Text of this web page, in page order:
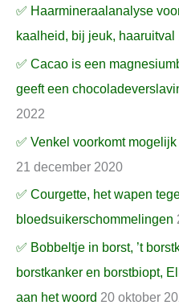
✅ Haarmineraalanalyse
kaalheid, bij jeuk, haaruitval
✅ Cacao is een
geeft een
2022
✅ Venkel voorkomt
21 december 2020
✅ Courgette, het wapen
bloedsuikerschommelingen
✅ Bobbeltje in borst, ’t
borstkanker en borstbiopt,
aan het woord 20 oktober